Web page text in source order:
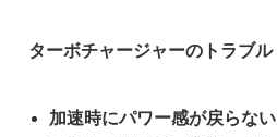
ターボチャージャーのトラブル
加速時にパワー感が戻らない